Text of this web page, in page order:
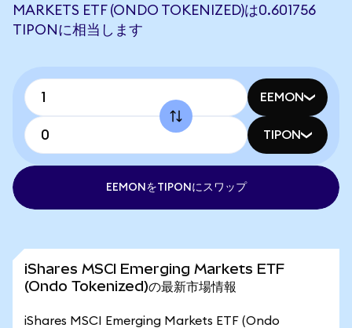
MARKETS ETF (ONDO TOKENIZED)は0.601756
TIPONに相当します
EEMON
TIPON
EEMONをTIPONにスワップ
iShares MSCI Emerging Markets ETF
(Ondo Tokenized)の最新市場情報
iShares MSCI Emerging Markets ETF (Ondo